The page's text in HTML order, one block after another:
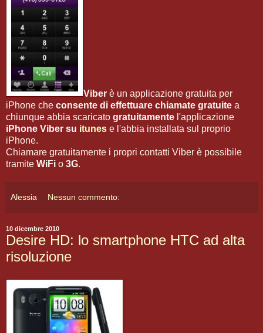
Viber è un applicazione gratuita per
iPhone che consente di effettuare chiamate gratuite a
chiunque abbia scaricato gratuitamente l'applicazione
iPhone Viber su itunes e l'abbia installata sul proprio
iPhone.
Chiamare gratuitamente i propri contatti Viber è possibile
tramite WiFi o 3G.
Alessia Nessun commento:
10 dicembre 2010
Desire HD: lo smartphone HTC ad alta
risoluzione